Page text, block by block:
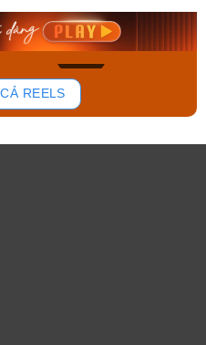
Mua ngay
REELS